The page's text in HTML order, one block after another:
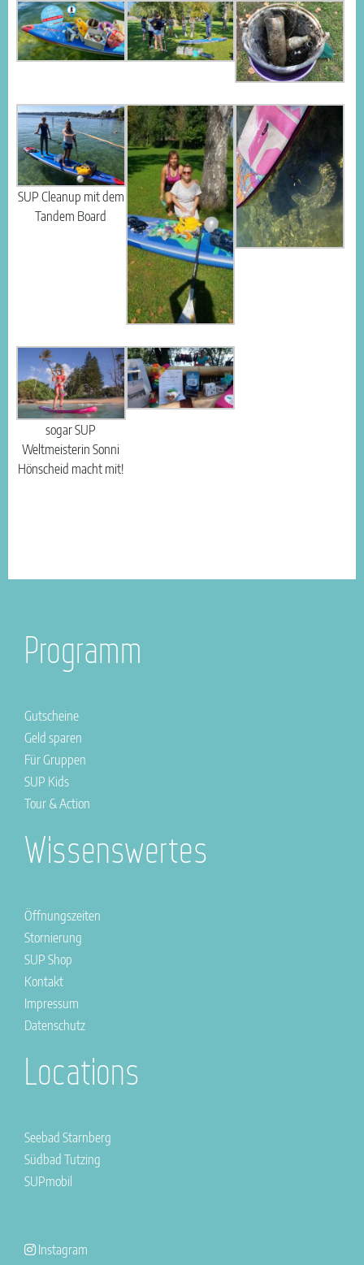
SUP Cleanup mit dem
Tandem Board
sogar SUP
Weltmeisterin Sonni
Hönscheid macht mit!
Programm
Gutscheine
Geld sparen
Für Gruppen
SUP Kids
Tour & Action
Wissenswertes
Öffnungszeiten
Stornierung
SUP Shop
Kontakt
Impressum
Datenschutz
Locations
Seebad Starnberg
Südbad Tutzing
SUPmobil
Instagram